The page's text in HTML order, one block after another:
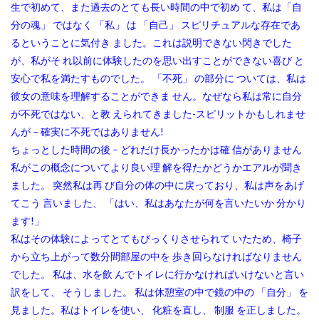
生で初めて、また過去のとても長い時間の中で初め て、私は「自
分の魂」 ではなく 「私」 は 「自己」 スピリチュアルな存在であ
るということに気付き ました。これは説明できない閃きでした
が、私がそ れ以前に体験したのを思い出すことができない喜び と
安心で私を満たすものでした。 「不死」 の部分に ついては、私は
彼女の意味を理解することができま せん。なぜなら私は常に自分
が不死ではない、と教 えられてきました-スピリットかもしれませ
んが – 確実に不死ではありません!
ちょっとした時間の後 – どれだけ長かったかは確 信がありません
私がこの概念についてより良い理 解を得たかどうかエアルが聞き
ました。 突然私は再 び自分の体の中に戻っており、私は声をあげ
てこう 言いました、 「はい、私はあなたが何を言いたいか 分かり
ます!」
私はその体験によってとてもびっくりさせられて いたため、椅子
から立ち上がって数分間部屋の中を 歩き回らなければなりません
でした。 私は、水を飲 んでトイレに行かなければいけないと言い
訳をして、 そうしました。 私は休憩室の中で鏡の中の 「自分」 を
見ました。私はトイレを使い、 化粧を直し、 制服 を正しました。